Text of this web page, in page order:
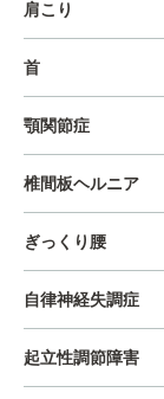
肩こり
首
顎関節症
椎間板ヘルニア
ぎっくり腰
自律神経失調症
起立性調節障害